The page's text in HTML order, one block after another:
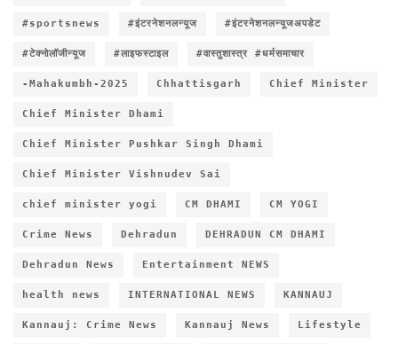
#sportsnews #इंटरनेशनलन्यूज #इंटरनेशनलन्यूजअपडेट
#टेक्नोलॉजीन्यूज #लाइफस्टाइल #वास्तुशास्त्र #धर्मसमाचार
-Mahakumbh-2025 Chhattisgarh Chief Minister
Chief Minister Dhami
Chief Minister Pushkar Singh Dhami
Chief Minister Vishnudev Sai
chief minister yogi CM DHAMI CM YOGI
Crime News Dehradun DEHRADUN CM DHAMI
Dehradun News Entertainment NEWS
health news INTERNATIONAL NEWS KANNAUJ
Kannauj: Crime News Kannauj News Lifestyle